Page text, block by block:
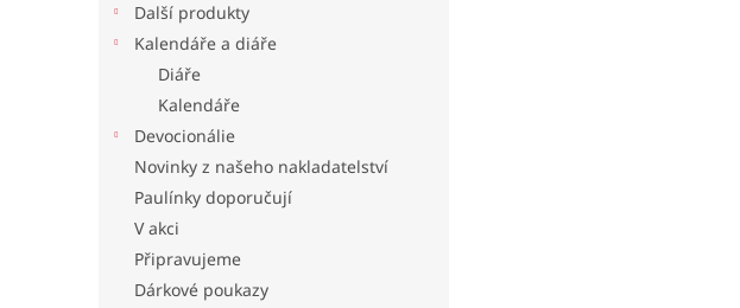
Další produkty
Kalendáře a diáře
Diáře
Kalendáře
Devocionálie
Novinky z našeho nakladatelství
Paulínky doporučují
V akci
Připravujeme
Dárkové poukazy